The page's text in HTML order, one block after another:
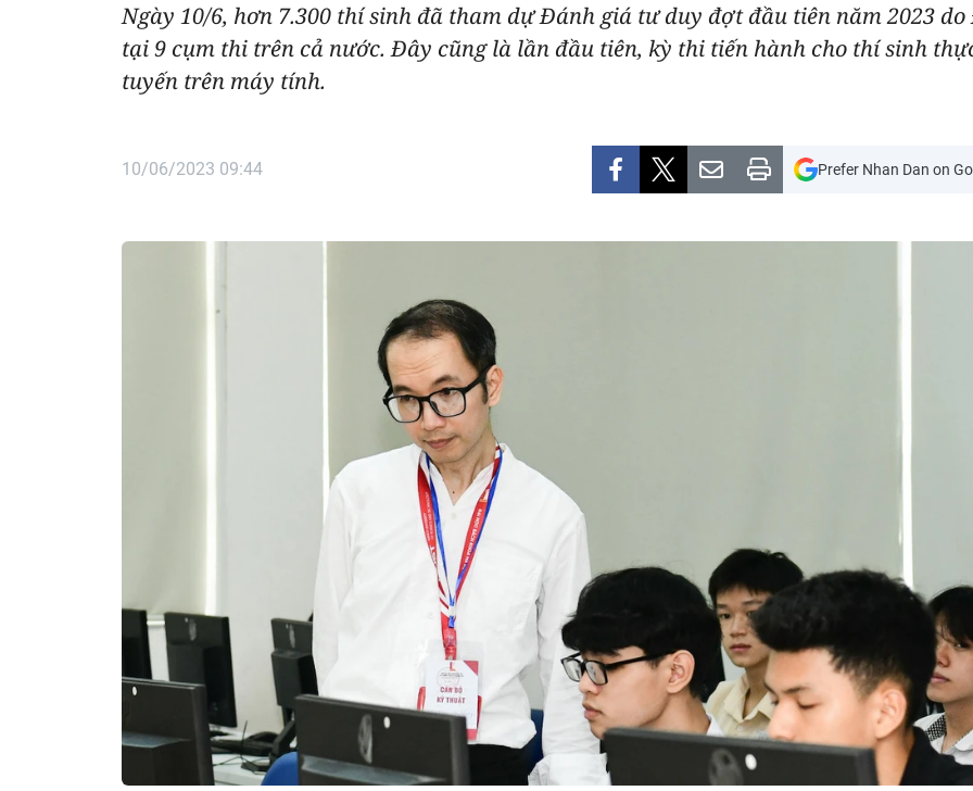
Ngày 10/6, hơn 7.300 thí sinh đã tham dự Đánh giá tư duy đợt đầu tiên năm 2023
tại 9 cụm thi trên cả nước. Đây cũng là lần đầu tiên, kỳ thi tiến hành cho thí sinh
tuyến trên máy tính.
10/06/2023 09:44 Prefer Nhan Dan on